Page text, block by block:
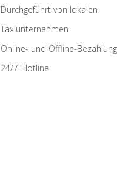
Durchgeführt von lokalen
Taxiunternehmen
Online- und Offline-
24/7-Hotline